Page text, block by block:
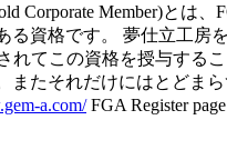
Corporate Member)と
資格です。 夢仕立工房
てこの資格を授与する
たそれだけにはとどま
a.com/FGA Register page